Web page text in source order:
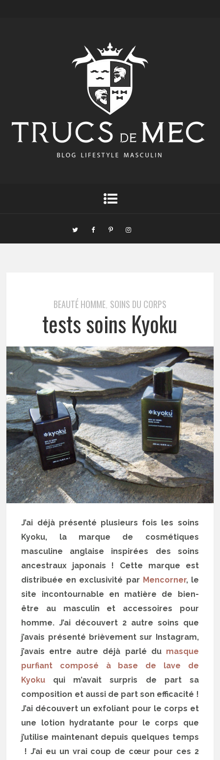
BEAUTÉ HOMME, SOINS DU CORPS
tests soins Kyoku
J’ai déjà présenté plusieurs fois les soins
Kyoku, la marque de cosmétiques
masculine anglaise inspirées des soins
ancestraux japonais ! Cette marque est
distribuée en exclusivité par Mencorner, le
site incontournable en matière de bien-
être au masculin et accessoires pour
homme. J’ai découvert 2 autre soins que
j’avais présenté brièvement sur Instagram,
j’avais entre autre déjà parlé du masque
purfiant composé à base de lave de
Kyoku qui m’avait surpris de part sa
composition et aussi de part son efficacité !
J’ai découvert un exfoliant pour le corps et
une lotion hydratante pour le corps que
j’utilise maintenant depuis quelques temps
! J’ai eu un vrai coup de cœur pour ces 2